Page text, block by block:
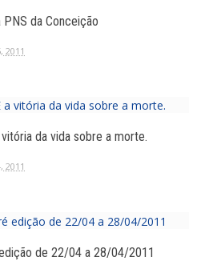
PNS da Conceição
2011
da vida sobre a morte.
2011
de 22/04 a 28/04/2011